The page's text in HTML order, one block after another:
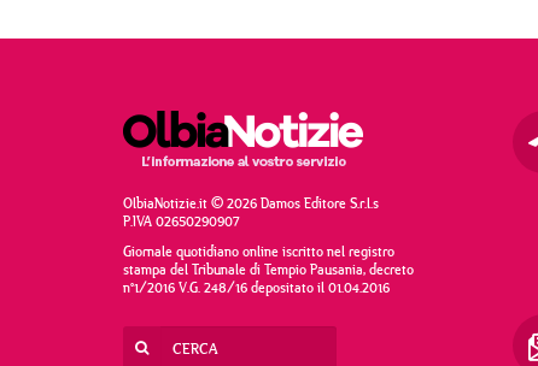
OlbiaNotizie.it © 2026 Damos Editore S.r.l.s
P.IVA 02650290907
Giornale quotidiano online iscritto nel registro
stampa del Tribunale di Tempio Pausania, decreto
n°1/2016 V.G. 248/16 depositato il 01.04.2016